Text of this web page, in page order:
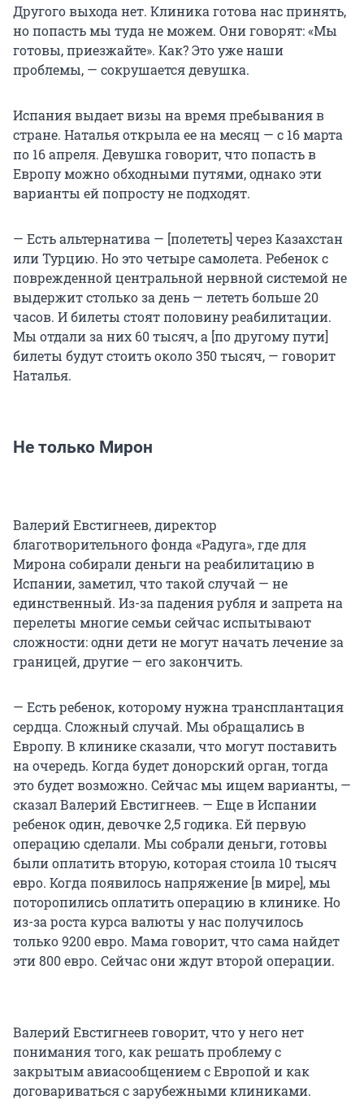
Другого выхода нет. Клиника готова нас принять,
но попасть мы туда не можем. Они говорят: «Мы
готовы, приезжайте». Как? Это уже наши
проблемы, — сокрушается девушка.
Испания выдает визы на время пребывания в
стране. Наталья открыла ее на месяц — с 16 марта
по 16 апреля. Девушка говорит, что попасть в
Европу можно обходными путями, однако эти
варианты ей попросту не подходят.
— Есть альтернатива — [полететь] через Казахстан
или Турцию. Но это четыре самолета. Ребенок с
поврежденной центральной нервной системой не
выдержит столько за день — лететь больше 20
часов. И билеты стоят половину реабилитации.
Мы отдали за них 60 тысяч, а [по другому пути]
билеты будут стоить около 350 тысяч, — говорит
Наталья.
Не только Мирон
Валерий Евстигнеев, директор
благотворительного фонда «Радуга», где для
Мирона собирали деньги на реабилитацию в
Испании, заметил, что такой случай — не
единственный. Из-за падения рубля и запрета на
перелеты многие семьи сейчас испытывают
сложности: одни дети не могут начать лечение за
границей, другие — его закончить.
— Есть ребенок, которому нужна трансплантация
сердца. Сложный случай. Мы обращались в
Европу. В клинике сказали, что могут поставить
на очередь. Когда будет донорский орган, тогда
это будет возможно. Сейчас мы ищем варианты, —
сказал Валерий Евстигнеев. — Еще в Испании
ребенок один, девочке 2,5 годика. Ей первую
операцию сделали. Мы собрали деньги, готовы
были оплатить вторую, которая стоила 10 тысяч
евро. Когда появилось напряжение [в мире], мы
поторопились оплатить операцию в клинике. Но
из-за роста курса валюты у нас получилось
только 9200 евро. Мама говорит, что сама найдет
эти 800 евро. Сейчас они ждут второй операции.
Валерий Евстигнеев говорит, что у него нет
понимания того, как решать проблему с
закрытым авиасообщением с Европой и как
договариваться с зарубежными клиниками.